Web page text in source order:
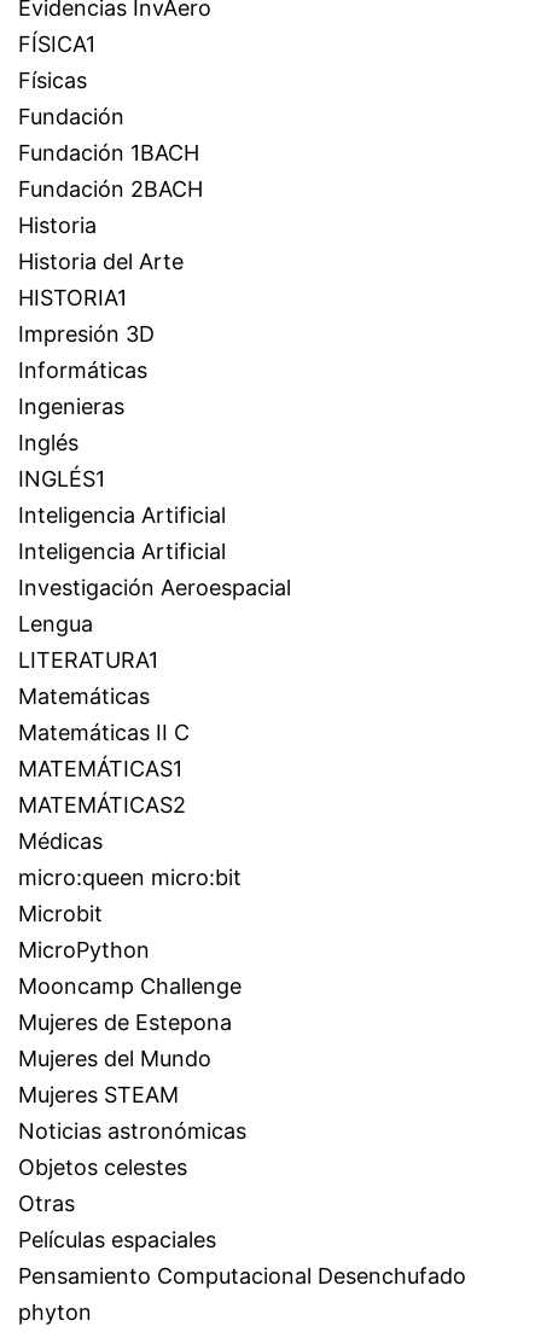
Evidencias InvAero
FÍSICA1
Físicas
Fundación
Fundación 1BACH
Fundación 2BACH
Historia
Historia del Arte
HISTORIA1
Impresión 3D
Informáticas
Ingenieras
Inglés
INGLÉS1
Inteligencia Artificial
Inteligencia Artificial
Investigación Aeroespacial
Lengua
LITERATURA1
Matemáticas
Matemáticas II C
MATEMÁTICAS1
MATEMÁTICAS2
Médicas
micro:queen micro:bit
Microbit
MicroPython
Mooncamp Challenge
Mujeres de Estepona
Mujeres del Mundo
Mujeres STEAM
Noticias astronómicas
Objetos celestes
Otras
Películas espaciales
Pensamiento Computacional Desenchufado
phyton